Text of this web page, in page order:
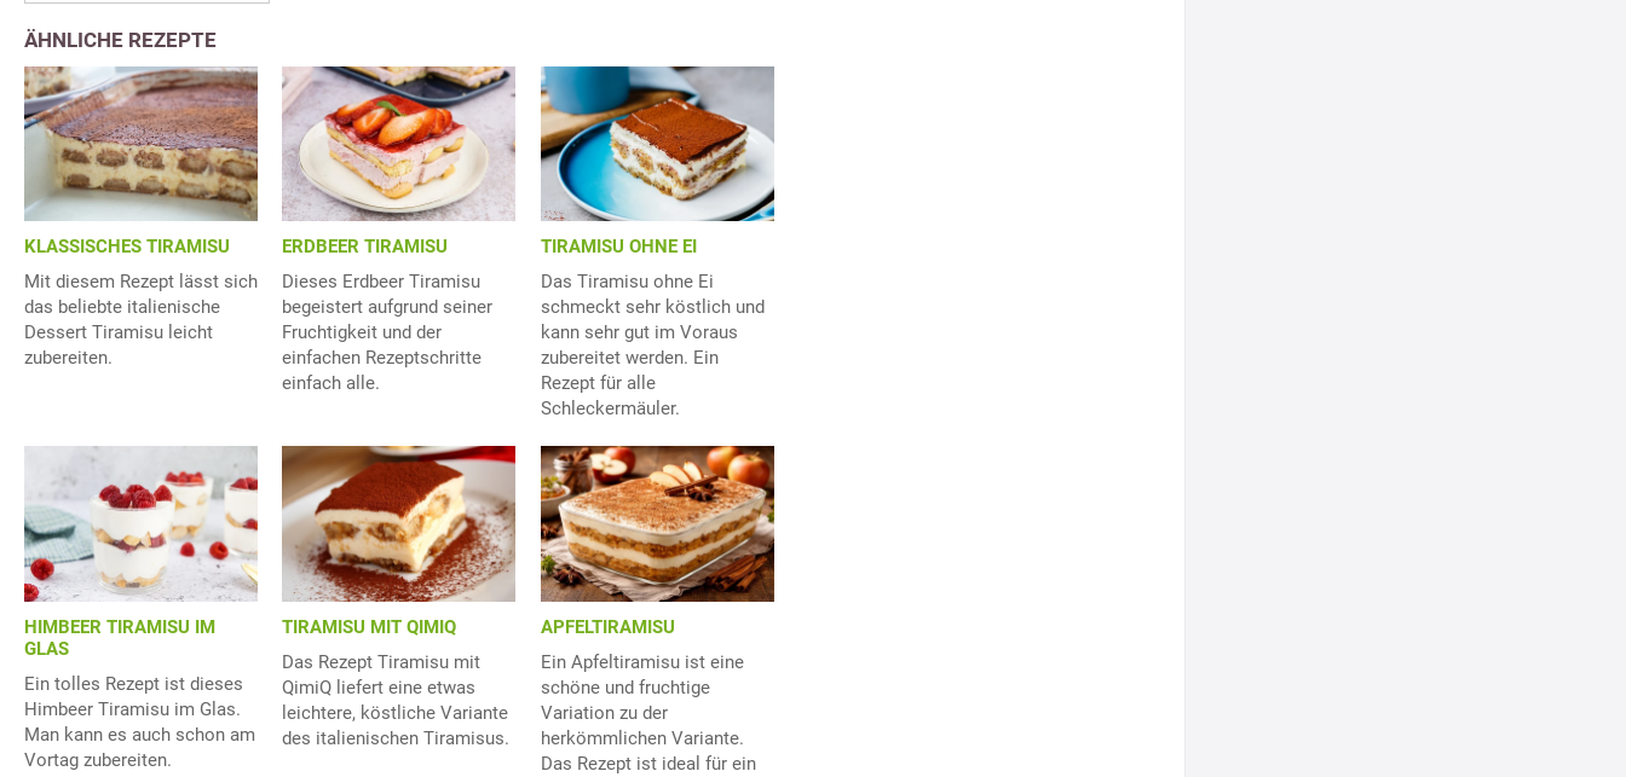
ÄHNLICHE REZEPTE
KLASSISCHES TIRAMISU
Mit diesem Rezept lässt sich
das beliebte italienische
Dessert Tiramisu leicht
zubereiten.
ERDBEER TIRAMISU
Dieses Erdbeer Tiramisu
begeistert aufgrund seiner
Fruchtigkeit und der
einfachen Rezeptschritte
einfach alle.
TIRAMISU OHNE EI
Das Tiramisu ohne Ei
schmeckt sehr köstlich und
kann sehr gut im Voraus
zubereitet werden. Ein
Rezept für alle
Schleckermäuler.
HIMBEER TIRAMISU IM
GLAS
Ein tolles Rezept ist dieses
Himbeer Tiramisu im Glas.
Man kann es auch schon am
Vortag zubereiten.
TIRAMISU MIT QIMIQ
Das Rezept Tiramisu mit
QimiQ liefert eine etwas
leichtere, köstliche Variante
des italienischen Tiramisus.
APFELTIRAMISU
Ein Apfeltiramisu ist eine
schöne und fruchtige
Variation zu der
herkömmlichen Variante.
Das Rezept ist ideal für ein